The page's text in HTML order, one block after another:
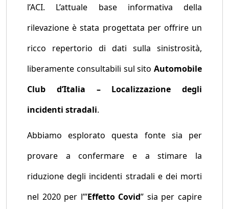
l’ACI. L’attuale base informativa della
rilevazione è stata progettata per offrire un
ricco repertorio di dati sulla sinistrosità,
liberamente consultabili sul sito Automobile
Club d’Italia – Localizzazione degli
incidenti stradali.
Abbiamo esplorato questa fonte sia per
provare a confermare e a stimare la
riduzione degli incidenti stradali e dei morti
nel 2020 per l’”Effetto Covid” sia per capire